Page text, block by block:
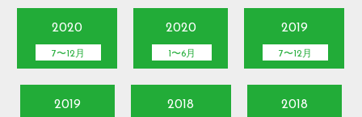
2020
7〜12月
2020
1〜6月
2019
7〜12月
2019 2018 2018